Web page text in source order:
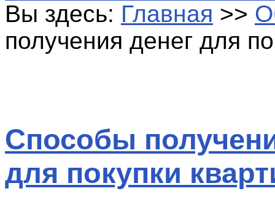
Вы здесь: Главная >>
получения денег для
Способы
для покупки